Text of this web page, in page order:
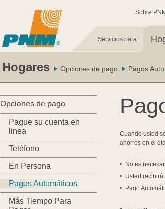
Sobre PNM
Servicios para:
Hogares Opciones de pago Pagos
Opciones de pago
Pague su cuenta en
linea
Teléfono
En Persona
Pagos Automáticos
Más Tiempo Para
Cuando usted
ahorros en el
No es
Usted
Pago